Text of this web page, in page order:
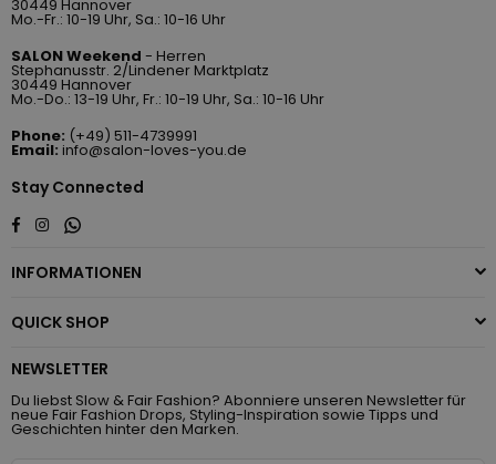
30449 Hannover
Mo.-Fr.: 10-19 Uhr, Sa.: 10-16 Uhr
SALON Weekend - Herren
Stephanusstr. 2/Lindener Marktplatz
30449 Hannover
Mo.-Do.: 13-19 Uhr, Fr.: 10-19 Uhr, Sa.: 10-16 Uhr
Phone: (+49) 511-4739991
Email: info@salon-loves-you.de
Stay Connected
Facebook
InstagramWhatsapp
INFORMATIONEN
QUICK SHOP
NEWSLETTER
Du liebst Slow & Fair Fashion? Abonniere unseren Newsletter für
neue Fair Fashion Drops, Styling-Inspiration sowie Tipps und
Geschichten hinter den Marken.